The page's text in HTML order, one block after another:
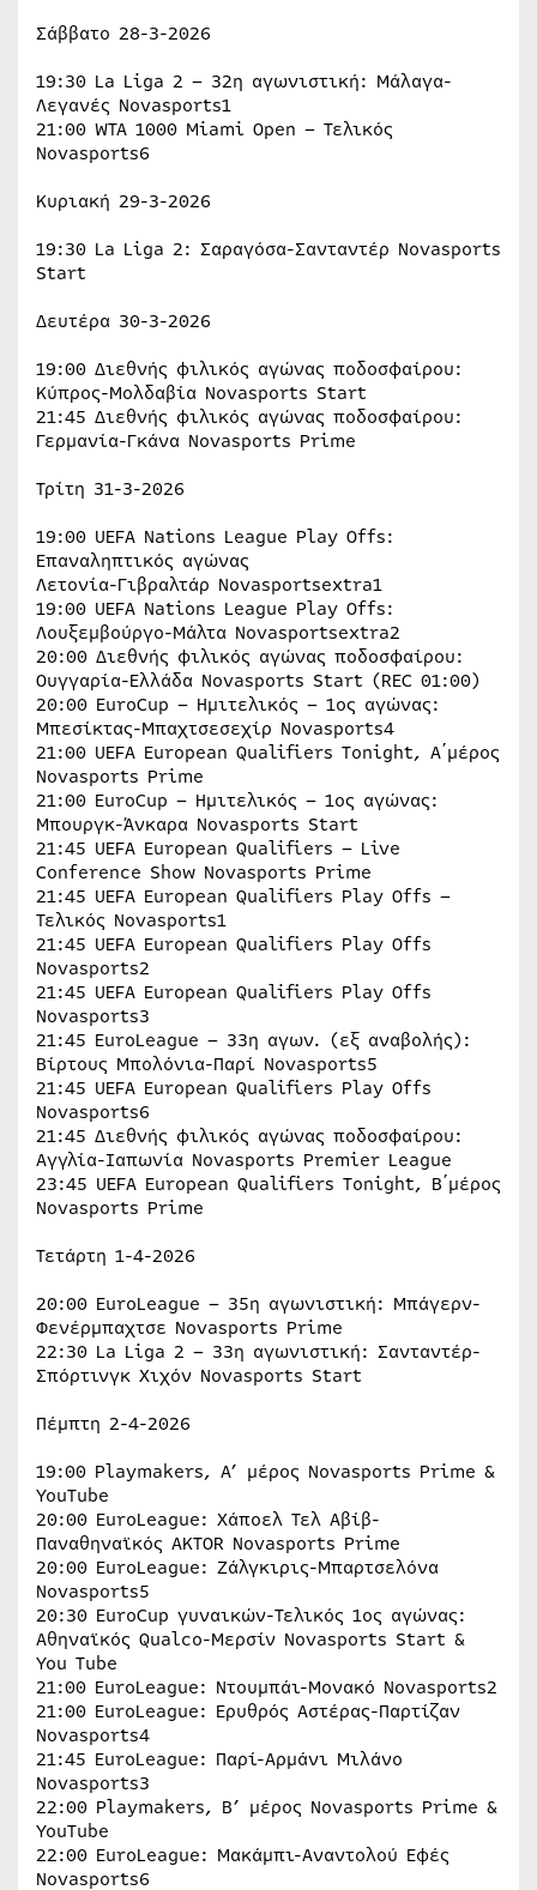
Σάββατο 28-3-2026
19:30 La Liga 2 – 32η αγωνιστική: Μάλαγα-
Λεγανές Novasports1
21:00 WTA 1000 Miami Open – Τελικός
Novasports6
Κυριακή 29-3-2026
19:30 La Liga 2: Σαραγόσα-Σανταντέρ Novasports
Start
Δευτέρα 30-3-2026
19:00 Διεθνής φιλικός αγώνας ποδοσφαίρου:
Κύπρος-Μολδαβία Novasports Start
21:45 Διεθνής φιλικός αγώνας ποδοσφαίρου:
Γερμανία-Γκάνα Novasports Prime
Τρίτη 31-3-2026
19:00 UEFA Nations League Play Offs:
Επαναληπτικός αγώνας
Λετονία-Γιβραλτάρ Novasportsextra1
19:00 UEFA Nations League Play Offs:
Λουξεμβούργο-Μάλτα Novasportsextra2
20:00 Διεθνής φιλικός αγώνας ποδοσφαίρου:
Ουγγαρία-Ελλάδα Novasports Start (REC 01:00)
20:00 EuroCup – Ημιτελικός – 1ος αγώνας:
Μπεσίκτας-Μπαχτσεσεχίρ Novasports4
21:00 UEFA European Qualifiers Tonight, Α΄μέρος
Novasports Prime
21:00 EuroCup – Ημιτελικός – 1ος αγώνας:
Μπουργκ-Άνκαρα Novasports Start
21:45 UEFA European Qualifiers – Live
Conference Show Novasports Prime
21:45 UEFA European Qualifiers Play Offs –
Τελικός Novasports1
21:45 UEFA European Qualifiers Play Offs
Novasports2
21:45 UEFA European Qualifiers Play Offs
Novasports3
21:45 EuroLeague – 33η αγων. (εξ αναβολής):
Βίρτους Μπολόνια-Παρί Novasports5
21:45 UEFA European Qualifiers Play Offs
Novasports6
21:45 Διεθνής φιλικός αγώνας ποδοσφαίρου:
Αγγλία-Ιαπωνία Novasports Premier League
23:45 UEFA European Qualifiers Tonight, Β΄μέρος
Novasports Prime
Τετάρτη 1-4-2026
20:00 EuroLeague – 35η αγωνιστική: Μπάγερν-
Φενέρμπαχτσε Novasports Prime
22:30 La Liga 2 – 33η αγωνιστική: Σανταντέρ-
Σπόρτινγκ Χιχόν Novasports Start
Πέμπτη 2-4-2026
19:00 Playmakers, Α’ μέρος Novasports Prime &
YouTube
20:00 EuroLeague: Χάποελ Τελ Αβίβ-
Παναθηναϊκός AKTOR Novasports Prime
20:00 EuroLeague: Ζάλγκιρις-Μπαρτσελόνα
Novasports5
20:30 EuroCup γυναικών-Τελικός 1ος αγώνας:
Αθηναϊκός Qualco-Μερσίν Novasports Start &
You Tube
21:00 EuroLeague: Ντουμπάι-Μονακό Novasports2
21:00 EuroLeague: Ερυθρός Αστέρας-Παρτίζαν
Novasports4
21:45 EuroLeague: Παρί-Αρμάνι Μιλάνο
Novasports3
22:00 Playmakers, Β’ μέρος Novasports Prime &
YouTube
22:00 EuroLeague: Μακάμπι-Αναντολού Εφές
Novasports6